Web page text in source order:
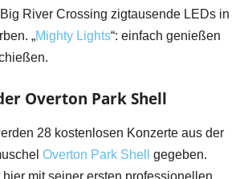
River Crossing zigtausende LEDs in
„Mighty Lights“: einfach genießen
Overton Park Shell
28 kostenlosen Konzerte aus der
Overton Park Shell
gegeben.
mit seiner ersten professionellen